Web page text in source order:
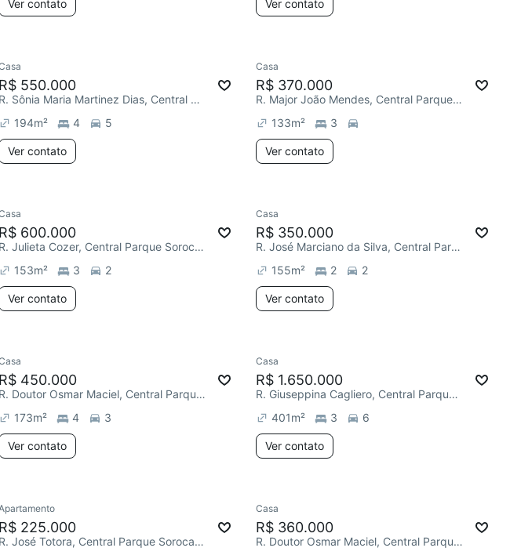
Ver contato Ver contato
R$ 550.000
R. Sônia Maria Martinez Dias, Central Parque Sorocaba
194m² 4 5
Ver contato
Casa
R$ 370.000
R. Major João Mendes, Central Parque Sorocaba
133m² 3
Ver contato
R$ 600.000
R. Julieta Cozer, Central Parque Sorocaba
153m² 3 2
Ver contato
Casa
R$ 350.000
R. José Marciano da Silva, Central Parque Sorocaba
155m² 2 2
Ver contato
R$ 450.000
R. Doutor Osmar Maciel, Central Parque Sorocaba
173m² 4 3
Ver contato
Casa
R$ 1.650.000
R. Giuseppina Cagliero, Central Parque Sorocaba
401m² 3 6
Ver contato
R$ 225.000
R. José Totora, Central Parque Sorocaba
Casa
R$ 360.000
R. Doutor Osmar Maciel, Central Parque Sorocaba